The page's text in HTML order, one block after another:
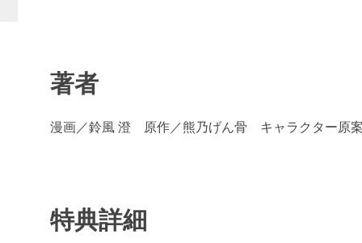
著者
漫画／鈴風 澄 原作／熊乃げん骨 キャラクター原
特典詳細